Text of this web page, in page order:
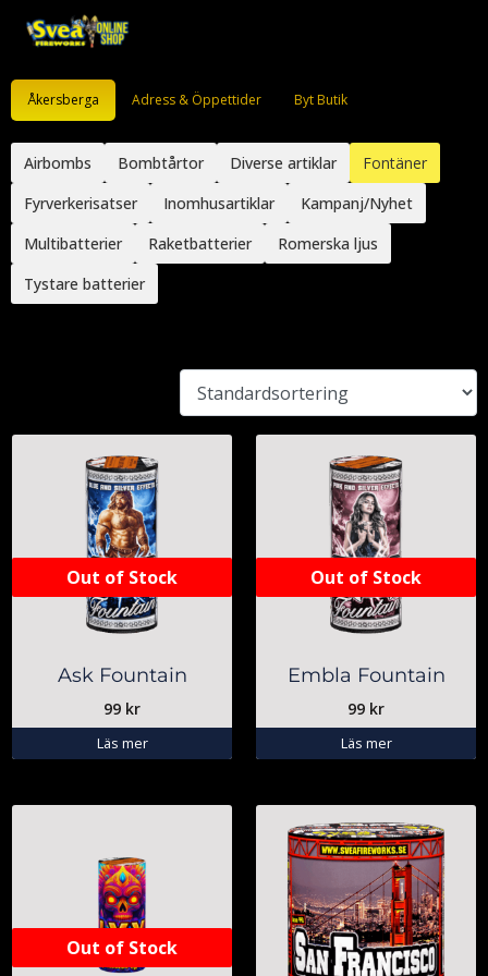
Åkersberga Adress & Öppettider Byt Butik
Airbombs Bombtårtor Diverse artiklar
Fontäner
Fyrverkerisatser
Inomhusartiklar
Kampanj/Nyhet
Multibatterier
Raketbatterier
Romerska ljus
Tystare batterier
Out of Stock
Ask Fountain
99 kr
Läs mer
Out of Stock
Embla Fountain
99 kr
Läs mer
Out of Stock